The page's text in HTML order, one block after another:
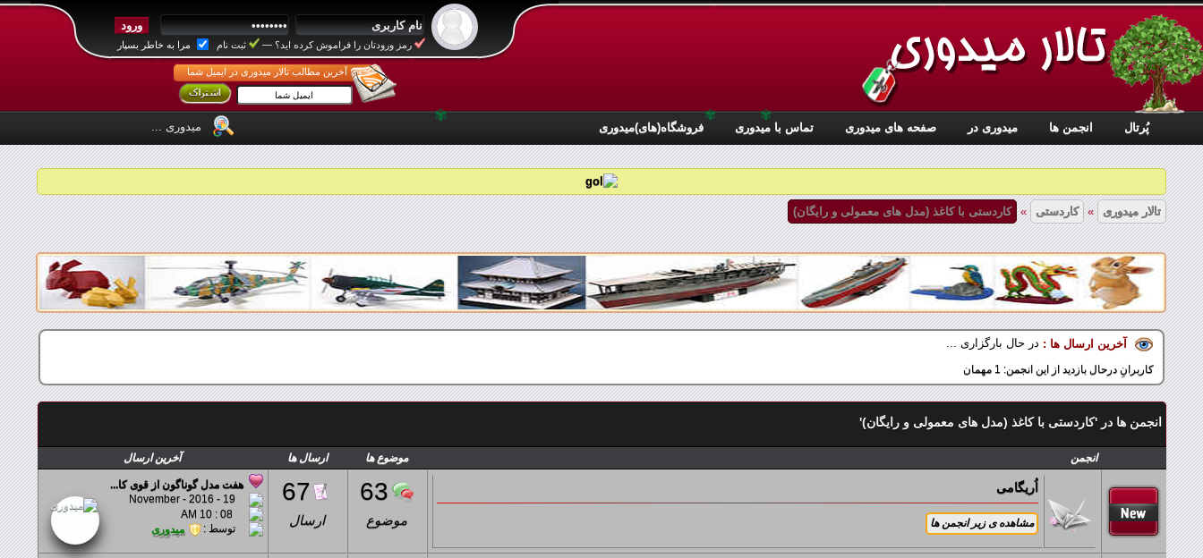
رمز ورودتان را فراموش کرده اید؟ — ثبت نام مرا به خاطر بسپار
آخرین مطالب تالار میدوری در ایمیل شما
پُرتال انجمن ها ميدوری در صفحه های میدوری تماس با میدوری فروشگاه(های)میدوری
تالار میدوری » کاردستی » کاردستی با کاغذ (مدل های معمولی و رایگان)
آخرین ارسال ها : در حال بارگزاری ...
کاربرانِ درحال بازدید از این انجمن: 1 مهمان
انجمن ها در 'کاردستی با کاغذ (مدل های معمولی و رایگان)'
انجمن موضوع ها ارسال ها آخرین ارسال
اُریگامی 63
موضوع
67
ارسال
هفت مدل گوناگون از قوی کا...
توسط :
میدوری
زیر انجمن ها:
زیر انجمن ها:
زیر انجمن ها:
زیر انجمن ها:
موضوع ها: 21 | ارسال ها: 25
✾
✾
✾